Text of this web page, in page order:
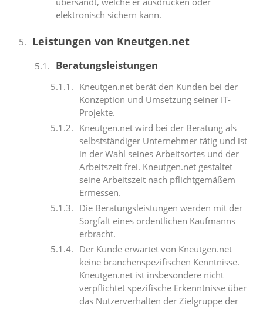
elektronisch sichern kann.
Leistungen von Kneutgen.net
Beratungsleistungen
Kneutgen.net berät den Kunden bei der
Konzeption und Umsetzung seiner IT-
Projekte.
Kneutgen.net wird bei der Beratung als
selbstständiger Unternehmer tätig und ist
in der Wahl seines Arbeitsortes und der
Arbeitszeit frei. Kneutgen.net gestaltet
seine Arbeitszeit nach pflichtgemäßem
Ermessen.
Die Beratungsleistungen werden mit der
Sorgfalt eines ordentlichen Kaufmanns
erbracht.
Der Kunde erwartet von Kneutgen.net
keine branchenspezifischen Kenntnisse.
Kneutgen.net ist insbesondere nicht
verpflichtet spezifische Erkenntnisse über
das Nutzerverhalten der Zielgruppe der